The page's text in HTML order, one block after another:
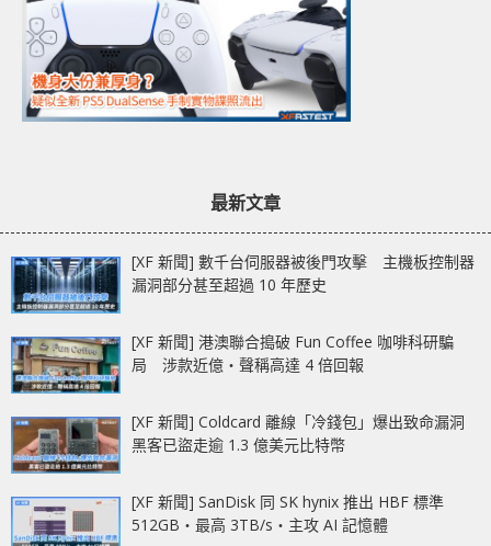
最新文章
[XF 新聞] 數千台伺服器被後門攻擊 主機板控制器
漏洞部分甚至超過 10 年歷史
[XF 新聞] 港澳聯合搗破 Fun Coffee 咖啡科研騙
局 涉款近億‧聲稱高達 4 倍回報
[XF 新聞] Coldcard 離線「冷錢包」爆出致命漏洞
黑客已盜走逾 1.3 億美元比特幣
[XF 新聞] SanDisk 同 SK hynix 推出 HBF 標準
512GB‧最高 3TB/s‧主攻 AI 記憶體